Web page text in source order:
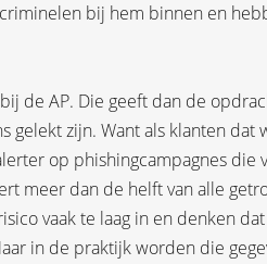
bij hem binnen en
de AP. Die geeft dan de
gelekt zijn. Want als klanten
op phishingcampagnes die
meer dan de helft van alle
vaak te laag in en denken
in de praktijk worden die